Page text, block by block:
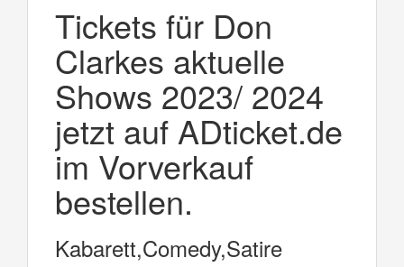
Tickets für Don
Clarkes aktuelle
Shows 2023/ 2024
jetzt auf ADticket.de
im Vorverkauf
bestellen.
Kabarett,Comedy,Satire